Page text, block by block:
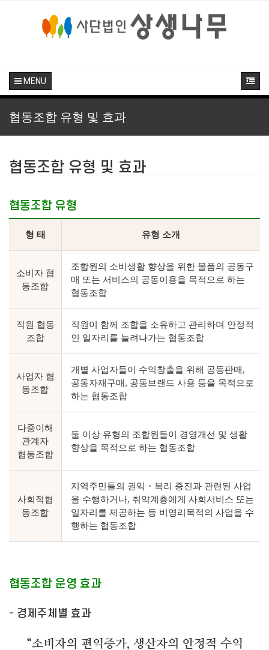
MENU
협동조합 유형 및 효과
협동조합 유형 및 효과
협동조합 유형
형 태 유형 소개
소비자 협
동조합
조합원의 소비생활 향상을 위한 물품의 공동구
매 또는 서비스의 공동이용을 목적으로 하는
협동조합
직원 협동
조합
직원이 함께 조합을 소유하고 관리하며 안정적
인 일자리를 늘려나가는 협동조합
사업자 협
동조합
개별 사업자들이 수익창출을 위해 공동판매,
공동자재구매, 공동브랜드 사용 등을 목적으로
하는 협동조합
다중이해
관계자
협동조합
둘 이상 유형의 조합원들이 경영개선 및 생활
향상을 목적으로 하는 협동조합
사회적협
동조합
지역주민들의 권익・복리 증진과 관련된 사업
을 수행하거나, 취약계층에게 사회서비스 또는
일자리를 제공하는 등 비영리목적의 사업을 수
행하는 협동조합
협동조합 운영 효과
- 경제주체별 효과
“소비자의 편익증가, 생산자의 안정적 수익